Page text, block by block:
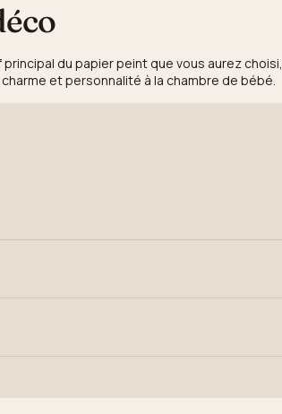
du papier peint que vous aurez choisi,
et personnalité à la chambre de bébé.